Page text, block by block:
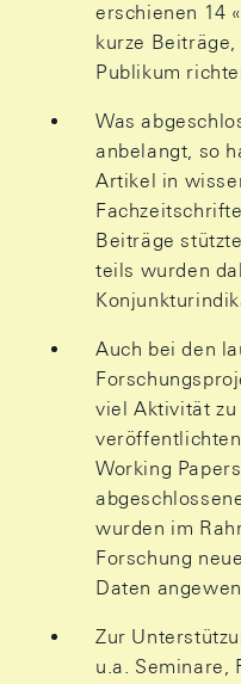
erschienen 14
kurze
Publikum
Was
anbelangt, so
Artikel in
Beiträge
teils wurden
Auch bei den
viel Aktivität zu
Working
wurden im
Forschung
Daten
Zur
u.a. Seminare,